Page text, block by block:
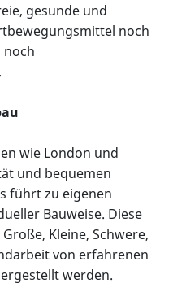
gesunde und
noch
noch
wie London und
und bequemen
führt zu eigenen
Bauweise. Diese
Kleine, Schwere,
von erfahrenen
werden.